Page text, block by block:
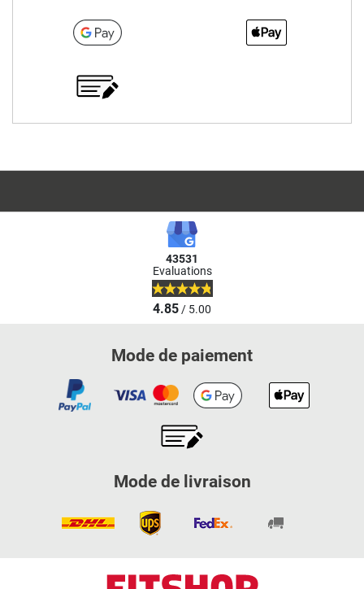
43531
Evaluations
4.85/ 5.00
Mode de paiement
Mode de livraison